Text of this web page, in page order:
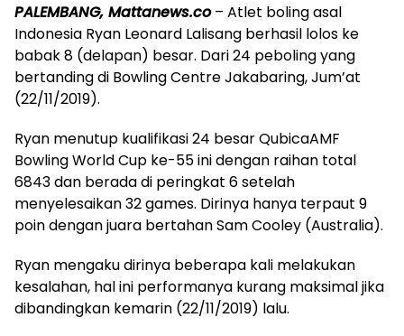
PALEMBANG, Mattanews.co– Atlet boling asal
Indonesia Ryan Leonard Lalisang berhasil lolos ke
babak 8 (delapan) besar. Dari 24 peboling yang
bertanding di Bowling Centre Jakabaring, Jum’at
(22/11/2019).
Ryan menutup kualifikasi 24 besar QubicaAMF
Bowling World Cup ke-55 ini dengan raihan total
6843 dan berada di peringkat 6 setelah
menyelesaikan 32 games. Dirinya hanya terpaut 9
poin dengan juara bertahan Sam Cooley (Australia).
Ryan mengaku dirinya beberapa kali melakukan
kesalahan, hal ini performanya kurang maksimal jika
dibandingkan kemarin (22/11/2019) lalu.